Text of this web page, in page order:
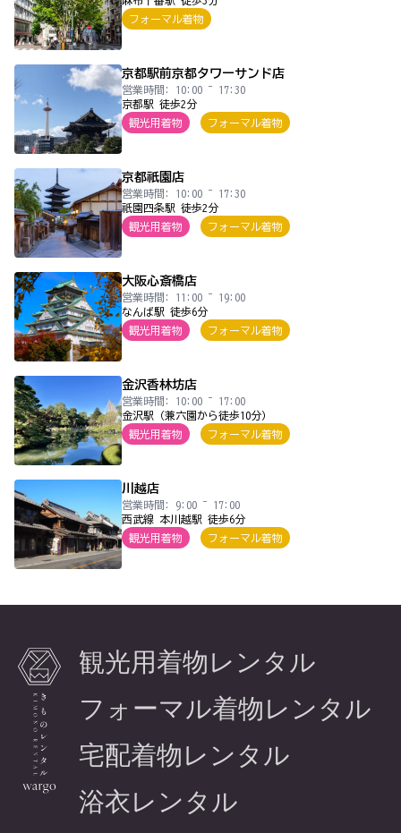
フォーマル着物
京都駅前京都タワーサンド店
営業時間: 10:00 ~ 17:30
京都駅 徒歩2分
観光用着物
フォーマル着物
京都祇園店
営業時間: 10:00 ~ 17:30
祇園四条駅 徒歩2分
観光用着物
フォーマル着物
大阪心斎橋店
営業時間: 11:00 ~ 19:00
なんば駅 徒歩6分
観光用着物
フォーマル着物
金沢香林坊店
営業時間: 10:00 ~ 17:00
金沢駅（兼六園から徒歩10分）
観光用着物
フォーマル着物
川越店
営業時間: 9:00 ~ 17:00
西武線 本川越駅 徒歩6分
観光用着物
フォーマル着物
観光用着物レンタル
フォーマル着物レンタル
宅配着物レンタル
浴衣レンタル